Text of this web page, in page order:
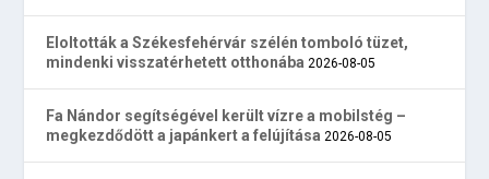
Eloltották a Székesfehérvár szélén tomboló tüzet,
mindenki visszatérhetett otthonába 2026-08-05
Fa Nándor segítségével került vízre a mobilstég –
megkezdődött a japánkert a felújítása 2026-08-05